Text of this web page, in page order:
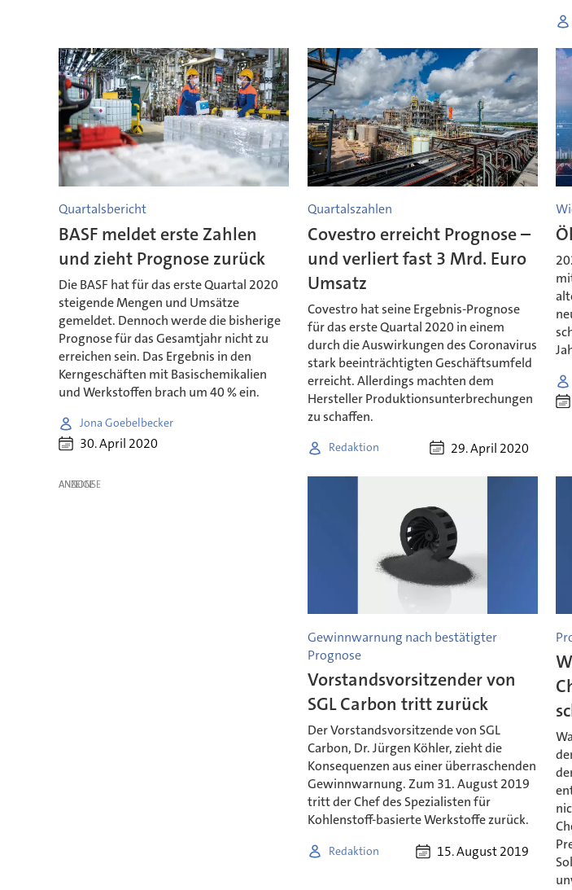
Quartalsbericht
BASF meldet erste Zahlen
und zieht Prognose zurück
Die BASF hat für das erste Quartal 2020
steigende Mengen und Umsätze
gemeldet. Dennoch werde die bisherige
Prognose für das Gesamtjahr nicht zu
erreichen sein. Das Ergebnis in den
Kerngeschäften mit Basischemikalien
und Werkstoffen brach um 40 % ein.
Jona Goebelbecker
30. April 2020
Quartalszahlen
Covestro erreicht Prognose –
und verliert fast 3 Mrd. Euro
Umsatz
Covestro hat seine Ergebnis-Prognose
für das erste Quartal 2020 in einem
durch die Auswirkungen des Coronavirus
stark beeinträchtigten Geschäftsumfeld
erreicht. Allerdings machten dem
Hersteller Produktionsunterbrechungen
zu schaffen.
Redaktion 29. April 2020
ANZEIGE
Gewinnwarnung nach bestätigter
Prognose
Vorstandsvorsitzender von
SGL Carbon tritt zurück
Der Vorstandsvorsitzende von SGL
Carbon, Dr. Jürgen Köhler, zieht die
Konsequenzen aus einer überraschenden
Gewinnwarnung. Zum 31. August 2019
tritt der Chef des Spezialisten für
Kohlenstoff-basierte Werkstoffe zurück.
Redaktion 15. August 2019